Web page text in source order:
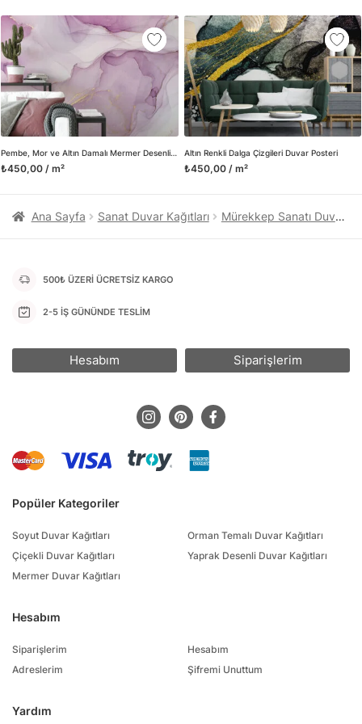
Pembe, Mor ve Altın Damalı Mermer Desenli Duvar Kağıdı
₺450,00 / m²
Altın Renkli Dalga Çizgileri Duvar Posteri
₺450,00 / m²
üretimini ve satışını yapmaktadır. Duvar tasarımının önemini
biliyor ve evin en kritik dekorasyon alanı olduğunu kabul
ediyoruz. Bu nedenle ürün yelpazemizi sürekli genişletiyor ve
trendlere ayak uydurmanın yanı sıra yeni trendlerin oluşumunda
da öncü rol üstleniyoruz.
Herhangi bir soru ya da sorununuz olursa bizimle iletişime
geçebilirsiniz.
Ana Sayfa Sanat Duvar Kağıtları Mürekkep Sanatı Duvar Kağıtları
Popüler Kategoriler
Soyut Duvar Kağıtları
Çiçekli Duvar Kağıtları
Mermer Duvar Kağıtları
Orman Temalı Duvar Kağıtları
Yaprak Desenli Duvar Kağıtları
Hesabım
Siparişlerim
Adreslerim
Hesabım
Şifremi Unuttum
Yardım
500₺ ÜZERİ ÜCRETSİZ KARGO
2-5 İŞ GÜNÜNDE TESLİM
Hesabım Siparişlerim